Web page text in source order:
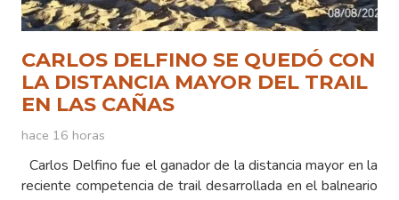
CARLOS DELFINO SE QUEDÓ CON
LA DISTANCIA MAYOR DEL TRAIL
EN LAS CAÑAS
hace 16 horas
Carlos Delfino fue el ganador de la distancia mayor en la
reciente competencia de trail desarrollada en el balneario